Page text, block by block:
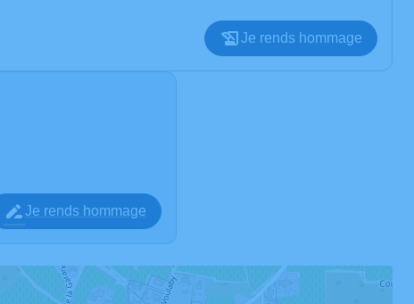
Je rends hommage
Je rends hommage